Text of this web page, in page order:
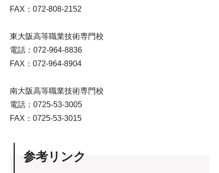
FAX：072-808-2152
東大阪高等職業技術専門校
電話：072-964-8836
FAX：072-964-8904
南大阪高等職業技術専門校
電話：0725-53-3005
FAX：0725-53-3015
参考リンク